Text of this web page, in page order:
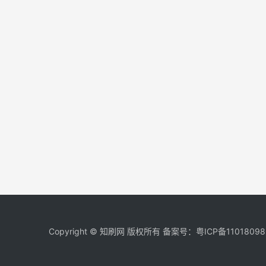
Copyright © 知刷网 版权所有 备案号： 粤ICP备